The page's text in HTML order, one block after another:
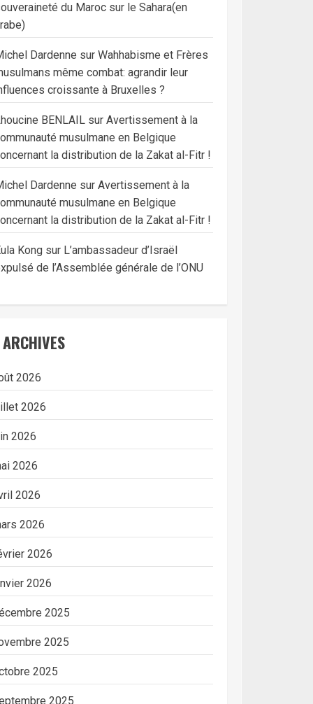
du Maroc sur le Sahara(en
Dardenne sur Wahhabisme et Frères
même combat: agrandir leur
croissante à Bruxelles ?
BENLAILsur Avertissement à la
musulmane en Belgique
la distribution de la Zakat al-Fitr !
Dardenne sur Avertissement à la
musulmane en Belgique
la distribution de la Zakat al-Fitr !
Kongsur L’ambassadeur d’Israël
de l’Assemblée générale de l’ONU
ARCHIVES
2026
2026
2026
2026
2026
2026
2026
2026
2025
2025
2025
2025